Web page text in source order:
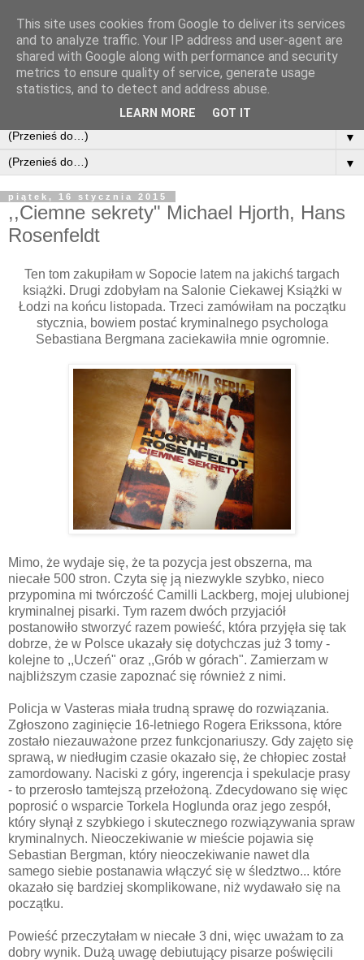
▼
▼
piątek, 16 stycznia 2015
,,Ciemne sekrety" Michael Hjorth, Hans
Rosenfeldt
Ten tom zakupiłam w Sopocie latem na jakichś targach
książki. Drugi zdobyłam na Salonie Ciekawej Książki w
Łodzi na końcu listopada. Trzeci zamówiłam na początku
stycznia, bowiem postać kryminalnego psychologa
Sebastiana Bergmana zaciekawiła mnie ogromnie.
Mimo, że wydaje się, że ta pozycja jest obszerna, ma
niecałe 500 stron. Czyta się ją niezwykle szybko, nieco
przypomina mi twórczość Camilli Lackberg, mojej ulubionej
kryminalnej pisarki. Tym razem dwóch przyjaciół
postanowiło stworzyć razem powieść, która przyjęła się tak
dobrze, że w Polsce ukazały się dotychczas już 3 tomy -
kolejne to ,,Uczeń" oraz ,,Grób w górach". Zamierzam w
najbliższym czasie zapoznać się również z nimi.
Policja w Vasteras miała trudną sprawę do rozwiązania.
Zgłoszono zaginięcie 16-letniego Rogera Erikssona, które
zostało niezauważone przez funkcjonariuszy. Gdy zajęto się
sprawą, w niedługim czasie okazało się, że chłopiec został
zamordowany. Naciski z góry, ingerencja i spekulacje prasy
- to przerosło tamtejszą przełożoną. Zdecydowano się więc
poprosić o wsparcie Torkela Hoglunda oraz jego zespół,
który słynął z szybkiego i skutecznego rozwiązywania spraw
kryminalnych. Nieoczekiwanie w mieście pojawia się
Sebastian Bergman, który nieoczekiwanie nawet dla
samego siebie postanawia włączyć się w śledztwo... które
okazało się bardziej skomplikowane, niż wydawało się na
początku.
Powieść przeczytałam w niecałe 3 dni, więc uważam to za
dobry wynik. Dużą uwagę debiutujący pisarze poświęcili
This site uses cookies from Google to deliver its services
and to analyze traffic. Your IP address and user-agent are
shared with Google along with performance and security
metrics to ensure quality of service, generate usage
statistics, and to detect and address abuse.
LEARN MORE GOT IT